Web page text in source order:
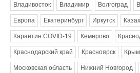
Владивосток Владимир Волгоград
Европа Екатеринбург Иркутск
Карантин COVID-19 Кемерово
Краснодарский край Красноярск Крым
Московская область Нижний Новгород